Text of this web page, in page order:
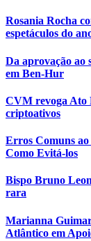
Rosania Rocha
espetáculos do
Da aprovação ao
em Ben-Hur
CVM revoga Ato
criptoativos
Erros Comuns
Como Evitá-los
Bispo Bruno
rara
Marianna
Atlântico em